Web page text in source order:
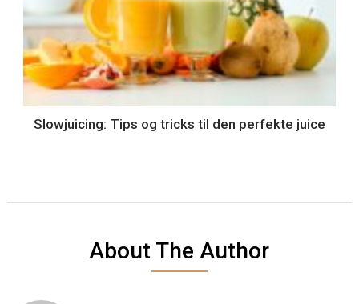
Slowjuicing: Tips og tricks til den perfekte juice
About The Author